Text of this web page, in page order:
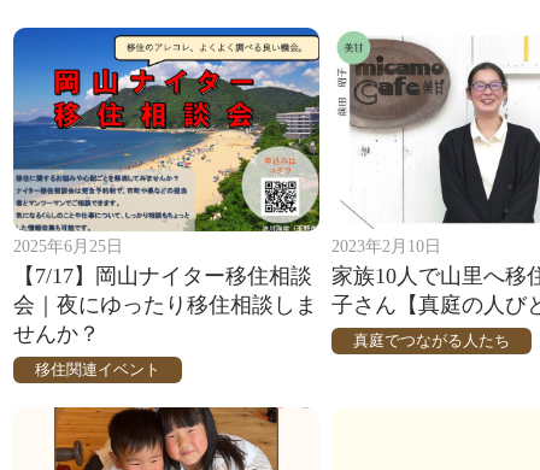
2025年6月25日
【7/17】岡山ナイター移住相談
会｜夜にゆったり移住相談しま
せんか？
移住関連イベント
2023年2月10日
家族10人で山里へ移
子さん【真庭の人び
真庭でつながる人たち